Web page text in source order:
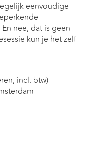
eenvoudige
nee, dat is geen
kun je het zelf
incl. btw)